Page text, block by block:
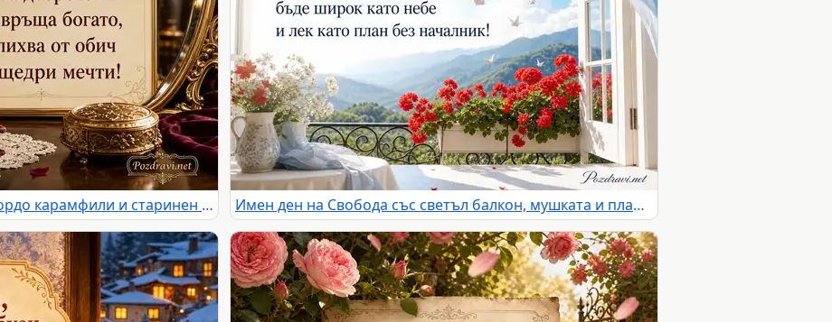
Имен ден на Благородна с бордо карамфили и старинен салон Имен ден на Свобода със светъл балкон, мушката и планински хоризонт